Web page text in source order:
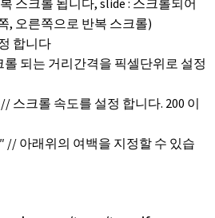
, 오른쪽으로 반복 스크롤)
합니다
되는 거리간격을 픽셀단위로 설정
스크롤 속도를 설정 합니다. 200 이
// 아래위의 여백을 지정할 수 있습